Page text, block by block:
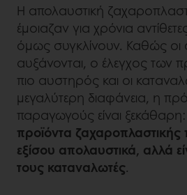
Η απολαυστική
έμοιαζαν για χρόνια
όμως συγκλίνουν. Καθώς
αυξάνονται, ο έλεγχος των
πιο αυστηρός και οι
μεγαλύτερη διαφάνεια, η
παραγωγούς είναι ξεκάθαρη:
προϊόντα
εξίσου απολαυστικά, αλλά
τους καταναλωτές.